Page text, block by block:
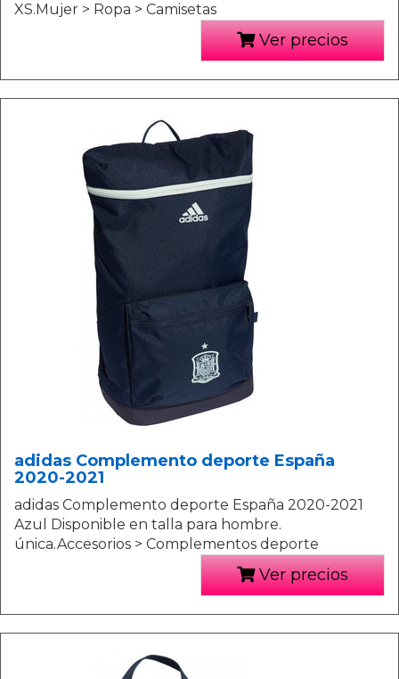
XS.Mujer > Ropa > Camisetas
Ver precios
adidas Complemento deporte España
2020-2021
adidas Complemento deporte España 2020-2021
Azul Disponible en talla para hombre.
única.Accesorios > Complementos deporte
Ver precios